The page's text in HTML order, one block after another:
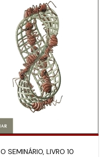
O SEMINÁRIO, LIVRO 10